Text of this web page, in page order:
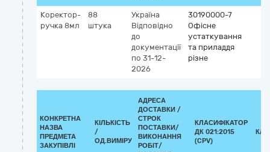
Коректор-
ручка 8мл
88
штука
Україна
Відповідно
до
документації
по 31-12-
2026
30190000-7
Офісне
устаткування
та приладдя
різне
КОНКРЕТНА
НАЗВА
ПРЕДМЕТА
ЗАКУПІВЛІ
КІЛЬКІСТЬ
/
ОД.ВИМІРУ
АДРЕСА
ДОСТАВКИ /
СТРОК
ПОСТАВКИ/
ВИКОНАННЯ
РОБІТ/
КЛАСИФІКАТОР
ДК 021:2015
(CPV)